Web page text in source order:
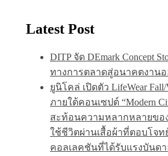
Latest Post
DITP จัด DEmark Concept
ทางการตลาดสู่อนาคตงาน
ยูนิโคล่ เปิดตัว LifeWear Fall/
ภายใต้คอนเซปต์ “Modern
สะท้อนความหลากหลายขอ
ใช้ชีวิตผ่านเสื้อผ้าที่ตอบโจ
คอลเลคชันที่ได้รับแรงบันด